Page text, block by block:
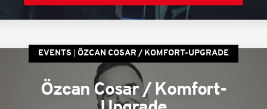
EVENTS ÖZCAN COSAR / KOMFORT-UPGRADE
Özcan Cosar / Komfort-